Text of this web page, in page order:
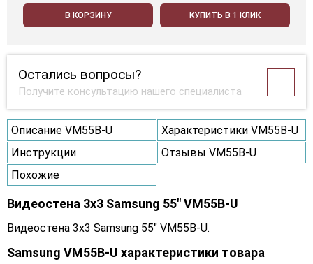
В КОРЗИНУ КУПИТЬ В 1 КЛИК
Остались вопросы?
Получите консультацию нашего специалиста
Описание VM55B-U
Характеристики VM55B-U
Инструкции
Отзывы VM55B-U
Похожие
Видеостена 3x3 Samsung 55" VM55B-U
Видеостена 3x3 Samsung 55" VM55B-U.
Samsung VM55B-U характеристики товара